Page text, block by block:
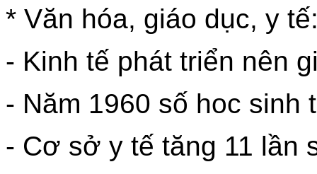
* Văn hóa, giáo dục, y
- Kinh tế phát triển nên
- Năm 1960 số hoc sinh
- Cơ sở y tế tăng 11 lần